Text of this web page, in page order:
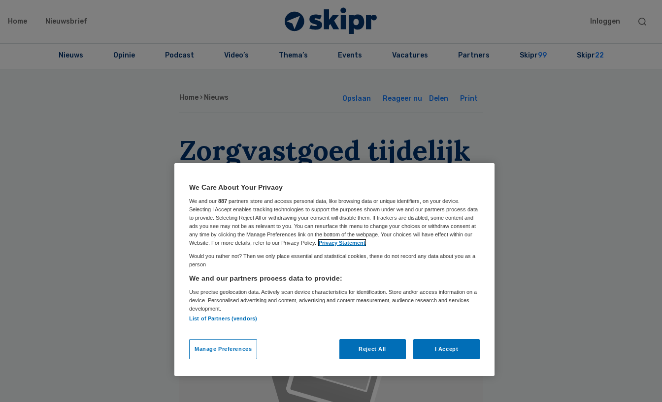
Home Nieuwsbrief Inloggen
Search
Nieuws Opinie Podcast Video’s Thema’s Events Vacatures Partners Skipr99 Skipr22
Home › Nieuws Opslaan Reageer nu Delen Print
Zorgvastgoed tijdelijk
verhuren wordt
makkelijker
We Care About Your Privacy
We and our 887 partners store and access personal data, like browsing data or unique identifiers, on your device.
Selecting I Accept enables tracking technologies to support the purposes shown under we and our partners process data
to provide. Selecting Reject All or withdrawing your consent will disable them. If trackers are disabled, some content and
ads you see may not be as relevant to you. You can resurface this menu to change your choices or withdraw consent at
any time by clicking the Manage Preferences link on the bottom of the webpage. Your choices will have effect within our
Website. For more details, refer to our Privacy Policy. Privacy Statement
Would you rather not? Then we only place essential and statistical cookies, these do not record any data about you as a
person
We and our partners process data to provide:
Use precise geolocation data. Actively scan device characteristics for identification. Store and/or access information on a
device. Personalised advertising and content, advertising and content measurement, audience research and services
development.
List of Partners (vendors)
Manage Preferences Reject All I Accept